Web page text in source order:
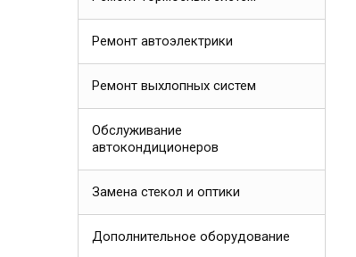
Ремонт автоэлектрики
Ремонт выхлопных систем
Обслуживание
автокондиционеров
Замена стекол и оптики
Дополнительное оборудование